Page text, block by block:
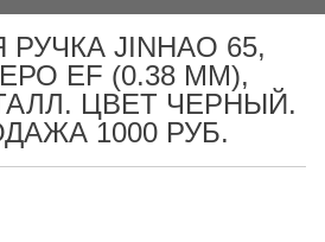
JINHAO 65,
EF (0.38 ММ),
ЦВЕТ ЧЕРНЫЙ.
1000 РУБ.